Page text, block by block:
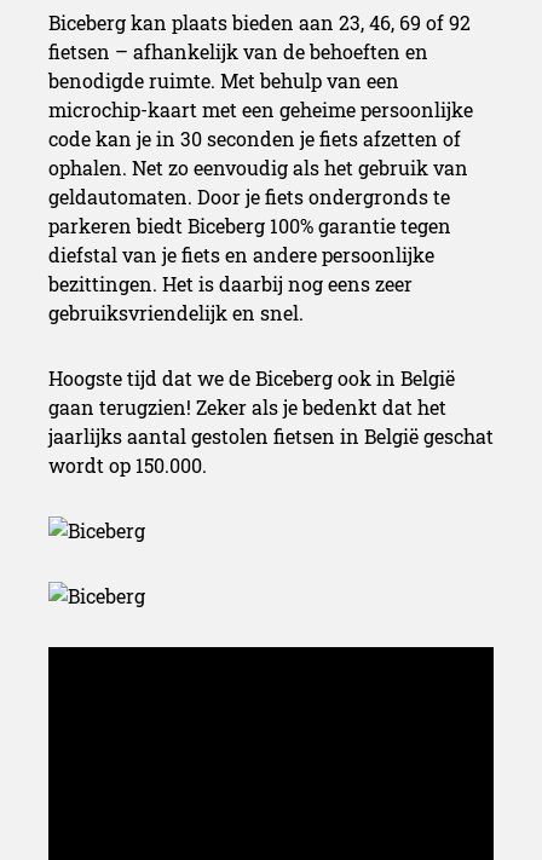
Biceberg kan plaats bieden aan 23, 46, 69 of 92
fietsen – afhankelijk van de behoeften en
benodigde ruimte. Met behulp van een
microchip-kaart met een geheime persoonlijke
code kan je in 30 seconden je fiets afzetten of
ophalen. Net zo eenvoudig als het gebruik van
geldautomaten. Door je fiets ondergronds te
parkeren biedt Biceberg 100% garantie tegen
diefstal van je fiets en andere persoonlijke
bezittingen. Het is daarbij nog eens zeer
gebruiksvriendelijk en snel.
Hoogste tijd dat we de Biceberg ook in België
gaan terugzien! Zeker als je bedenkt dat het
jaarlijks aantal gestolen fietsen in België geschat
wordt op 150.000.